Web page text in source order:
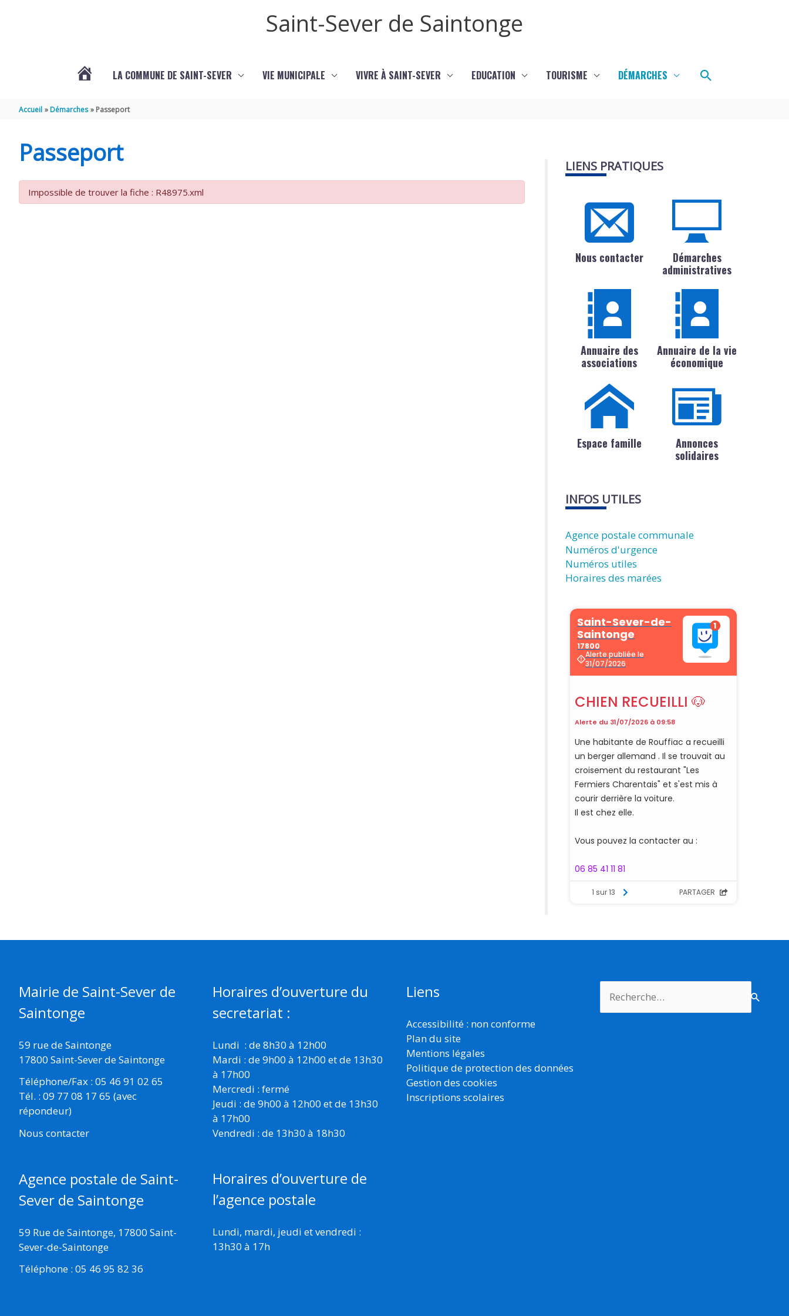
Saint-Sever de Saintonge
SAINT-
SEVER
LA COMMUNE DE SAINT-SEVER VIE MUNICIPALE VIVRE À SAINT-SEVER EDUCATION TOURISME DÉMARCHES Rechercher
Accueil Démarches Passeport
Passeport
Impossible de trouver la fiche : R48975.xml
LIENS PRATIQUES
Nous contacter
Démarches
administratives
Annuaire des
associations
Annuaire de la vie
économique
Espace famille
Annonces
solidaires
INFOS UTILES
Agence postale communale
Numéros d'urgence
Numéros utiles
Horaires des marées
Mairie de Saint-Sever de
Saintonge
59 rue de Saintonge
17800 Saint-Sever de Saintonge
Téléphone/Fax : 05 46 91 02 65
Tél. : 09 77 08 17 65 (avec
répondeur)
Nous contacter
Agence postale de Saint-
Sever de Saintonge
59 Rue de Saintonge, 17800 Saint-
Sever-de-Saintonge
Téléphone : 05 46 95 82 36
Horaires d’ouverture du
secretariat :
Lundi : de 8h30 à 12h00
Mardi : de 9h00 à 12h00 et de 13h30
à 17h00
Mercredi : fermé
Jeudi : de 9h00 à 12h00 et de 13h30
à 17h00
Vendredi : de 13h30 à 18h30
Horaires d’ouverture de
l’agence postale
Lundi, mardi, jeudi et vendredi :
13h30 à 17h
Liens
Accessibilité : non conforme
Plan du site
Mentions légales
Politique de protection des données
Gestion des cookies
Inscriptions scolaires